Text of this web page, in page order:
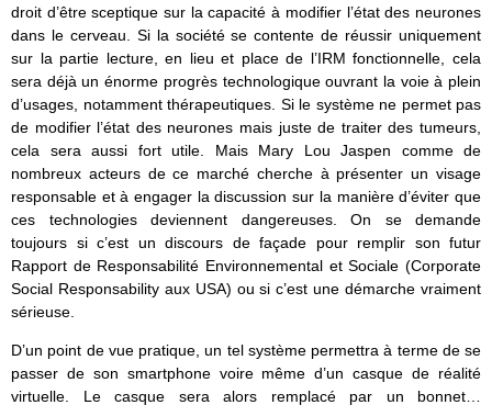
droit d’être sceptique sur la capacité à modifier l’état des neurones
dans le cerveau. Si la société se contente de réussir uniquement
sur la partie lecture, en lieu et place de l’IRM fonctionnelle, cela
sera déjà un énorme progrès technologique ouvrant la voie à plein
d’usages, notamment thérapeutiques. Si le système ne permet pas
de modifier l’état des neurones mais juste de traiter des tumeurs,
cela sera aussi fort utile. Mais Mary Lou Jaspen comme de
nombreux acteurs de ce marché cherche à présenter un visage
responsable et à engager la discussion sur la manière d’éviter que
ces technologies deviennent dangereuses. On se demande
toujours si c’est un discours de façade pour remplir son futur
Rapport de Responsabilité Environnemental et Sociale (Corporate
Social Responsability aux USA) ou si c’est une démarche vraiment
sérieuse.
D’un point de vue pratique, un tel système permettra à terme de se
passer de son smartphone voire même d’un casque de réalité
virtuelle. Le casque sera alors remplacé par un bonnet…